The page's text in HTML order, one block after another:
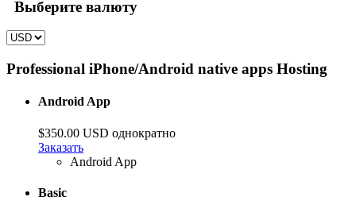
Выберите валюту
Professional iPhone/Android native apps Hosting
Android App
$350.00 USD однократно
Заказать
Android App
Basic